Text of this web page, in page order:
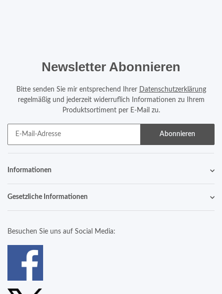
Newsletter Abonnieren
Bitte senden Sie mir entsprechend Ihrer Datenschutzerklärung
regelmäßig und jederzeit widerruflich Informationen zu Ihrem
Produktsortiment per E-Mail zu.
Abonnieren
Informationen
Gesetzliche Informationen
Besuchen Sie uns auf Social Media: